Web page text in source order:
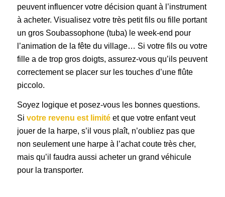
peuvent influencer votre décision quant à l’instrument
à acheter. Visualisez votre très petit fils ou fille portant
un gros Soubassophone (tuba) le week-end pour
l’animation de la fête du village… Si votre fils ou votre
fille a de trop gros doigts, assurez-vous qu’ils peuvent
correctement se placer sur les touches d’une flûte
piccolo.
Soyez logique et posez-vous les bonnes questions.
Si votre revenu est limitéet que votre enfant veut
jouer de la harpe, s’il vous plaît, n’oubliez pas que
non seulement une harpe à l’achat coute très cher,
mais qu’il faudra aussi acheter un grand véhicule
pour la transporter.